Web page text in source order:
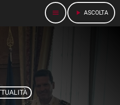
menu play_arrow ASCOLTA